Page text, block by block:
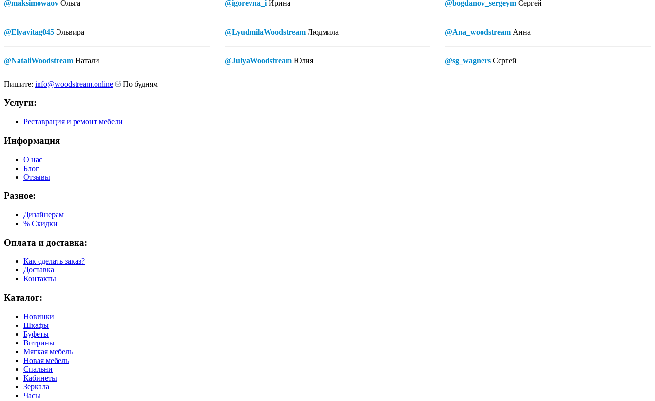
@maksimowaov Ольга
@Elyavitag045 Эльвира
@NataliWoodstream Натали
@igorevna_i Ирина
@LyudmilaWoodstream Людмила
@JulyaWoodstream Юлия
@bogdanov_sergeym Сергей
@Ana_woodstream Анна
@sg_wagners Сергей
Пишите: info@woodstream.online По будням
Услуги:
Реставрация и ремонт мебели
Информация
О нас
Блог
Отзывы
Разное:
Дизайнерам
% Скидки
Оплата и доставка:
Как сделать заказ?
Доставка
Контакты
Каталог:
Новинки
Шкафы
Буфеты
Витрины
Мягкая мебель
Новая мебель
Спальни
Кабинеты
Зеркала
Часы